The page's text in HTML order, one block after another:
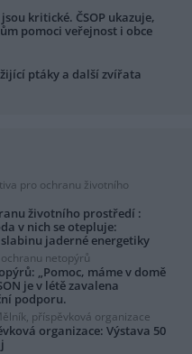
kritické. ČSOP ukazuje,
pomoci veřejnost i obce
ptáky a další zvířata
pro ochranu životního
životního prostředí :
v nich se otepluje:
jaderné energetiky
netopýrů
„Pomoc, máme v domě
je v létě zavalena
podporu.
příspěvková organizace
organizace: Výstava 50